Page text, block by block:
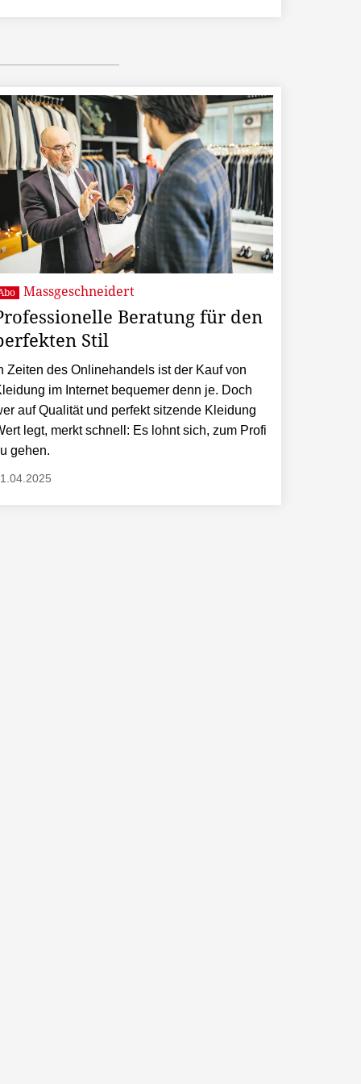
Massgeschneidert
Beratung für den
Stil
Zeiten des Onlinehandels ist der Kauf von
im Internet bequemer denn je. Doch
auf Qualität und perfekt sitzende Kleidung
legt, merkt schnell: Es lohnt sich, zum Profi
gehen.